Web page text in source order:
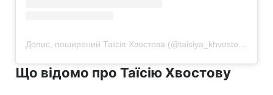
Допис, поширений Таїсія Хвостова (@taisiya_khvostova)
Що відомо про Таїсію Хвостову